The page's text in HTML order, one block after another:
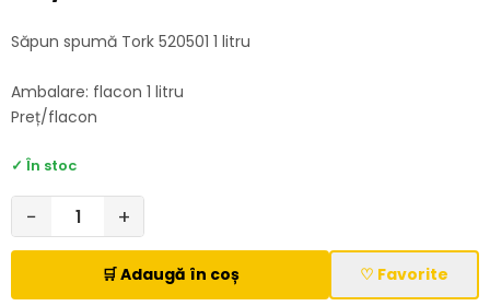
Săpun spumă Tork 520501 1 litru
Ambalare: flacon 1 litru
Preț/flacon
✓ În stoc
− +
🛒 Adaugă în coș ♡ Favorite